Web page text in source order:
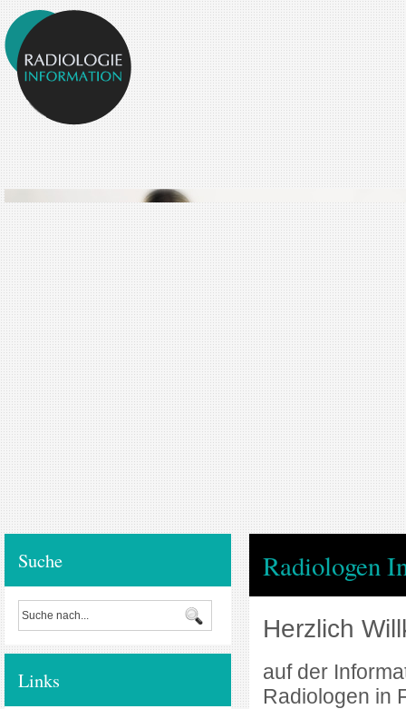
Suche
Links
Radiologen
Herzlich
auf der
Radiologen in